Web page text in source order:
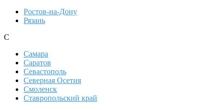
Ростов-на-Дону
Рязань
С
Самара
Саратов
Севастополь
Северная Осетия
Смоленск
Ставропольский край